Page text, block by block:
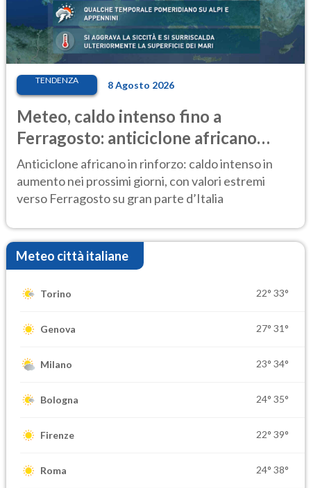
TENDENZA 8 Agosto 2026
Meteo, caldo intenso fino a
Ferragosto: anticiclone africano
ancora protagonista
Anticiclone africano in rinforzo: caldo intenso in
aumento nei prossimi giorni, con valori estremi
verso Ferragosto su gran parte d’Italia
Meteo città italiane
Torino 22° 33°
Genova 27° 31°
Milano 23° 34°
Bologna 24° 35°
Firenze 22° 39°
Roma 24° 38°